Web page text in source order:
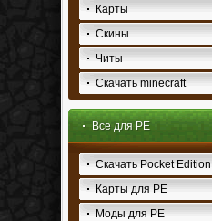
Карты
Скины
Читы
Скачать minecraft
Все для PE
Скачать Pocket Edition
Карты для PE
Моды для PE